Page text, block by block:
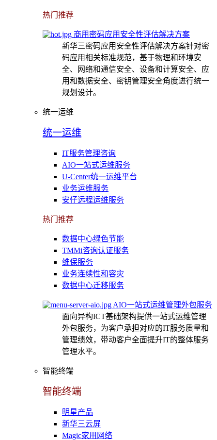
热门推荐
商用密码应用安全性评估解决方案
新华三密码应用安全性评估解决方案针对密
码应用相关标准规范，基于物理和环境安
全、网络和通信安全、设备和计算安全、应
用和数据安全、密钥管理安全角度进行统一
规划设计。
统一运维
统一运维
IT服务管理咨询
AIO一站式运维服务
U-Center统一运维平台
业务运维服务
安仔远程运维服务
热门推荐
数据中心绿色节能
TMMi咨询认证服务
维保服务
业务连续性和容灾
数据中心迁移服务
AIO一站式运维管理外包服务
面向异构ICT基础架构提供一站式运维管理
外包服务，为客户承担对应的IT服务质量和
管理绩效，带动客户全面提升IT的整体服务
管理水平。
智能终端
智能终端
明星产品
新华三云屏
Magic家用网络